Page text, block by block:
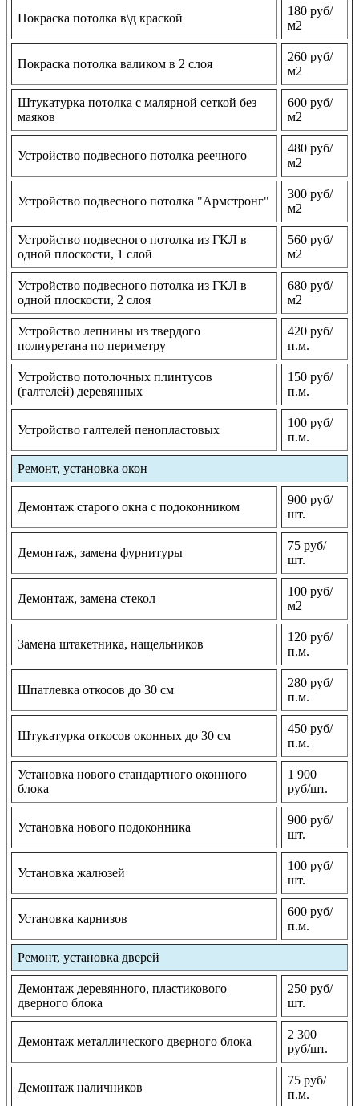
Покраска потолка в\д краской
180 руб/
м2
Покраска потолка валиком в 2 слоя
260 руб/
м2
Штукатурка потолка с малярной сеткой без
маяков
600 руб/
м2
Устройство подвесного потолка реечного
480 руб/
м2
Устройство подвесного потолка "Армстронг"
300 руб/
м2
Устройство подвесного потолка из ГКЛ в
одной плоскости, 1 слой
560 руб/
м2
Устройство подвесного потолка из ГКЛ в
одной плоскости, 2 слоя
680 руб/
м2
Устройство лепнины из твердого
полиуретана по периметру
420 руб/
п.м.
Устройство потолочных плинтусов
(галтелей) деревянных
150 руб/
п.м.
Устройство галтелей пенопластовых
100 руб/
п.м.
Ремонт, установка окон
Демонтаж старого окна с подоконником
900 руб/
шт.
Демонтаж, замена фурнитуры
75 руб/
шт.
Демонтаж, замена стекол
100 руб/
м2
Замена штакетника, нащельников
120 руб/
п.м.
Шпатлевка откосов до 30 см
280 руб/
п.м.
Штукатурка откосов оконных до 30 см
450 руб/
п.м.
Установка нового стандартного оконного
блока
1 900
руб/шт.
Установка нового подоконника
900 руб/
шт.
Установка жалюзей
100 руб/
шт.
Установка карнизов
600 руб/
п.м.
Ремонт, установка дверей
Демонтаж деревянного, пластикового
дверного блока
250 руб/
шт.
Демонтаж металлического дверного блока
2 300
руб/шт.
Демонтаж наличников
75 руб/
п.м.